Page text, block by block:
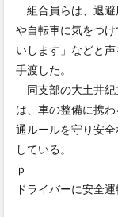
組合員らは、退避
や自転車に気をつ
いします」などと
手渡した。
同支部の大土井紀
は、車の整備に携
通ルールを守り安
している。
ｐ
ドライバーに安全